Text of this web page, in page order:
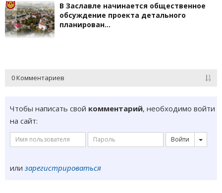
В Заславле начинается общественное
обсуждение проекта детального
планирован…
0 Комментариев
Чтобы написать свой комментарий, необходимо войти
на сайт:
Войти
или зарегистрироваться